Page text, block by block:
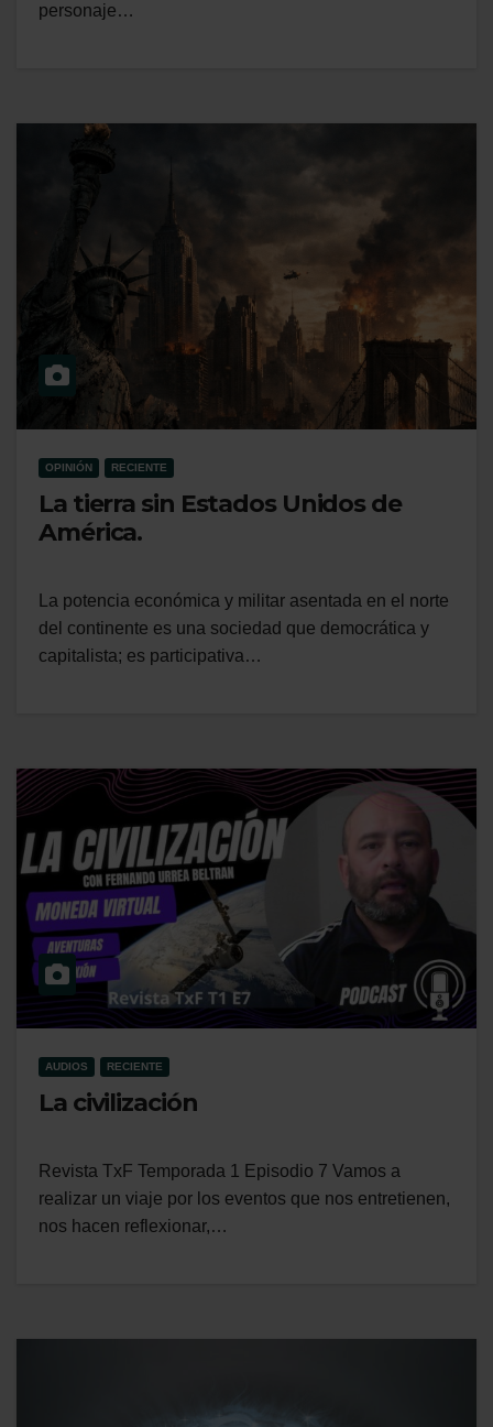
personaje…
OPINIÓN RECIENTE
La tierra sin Estados Unidos de
América.
La potencia económica y militar asentada en el norte
del continente es una sociedad que democrática y
capitalista; es participativa…
AUDIOS RECIENTE
La civilización
Revista TxF Temporada 1 Episodio 7 Vamos a
realizar un viaje por los eventos que nos entretienen,
nos hacen reflexionar,…